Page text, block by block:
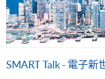
SMART Talk - 電子新